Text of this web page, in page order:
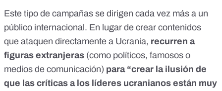
Este tipo de campañas se dirigen cada vez más a un
público internacional. En lugar de crear contenidos
que ataquen directamente a Ucrania, recurren a
figuras extranjeras (como políticos, famosos o
medios de comunicación) para “crear la ilusión de
que las críticas a los líderes ucranianos están muy